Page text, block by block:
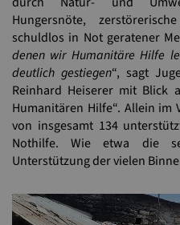
Hungersnöte,
schuldlos in Not geratener
denen wir Humanitäre Hilfe
deutlich gestiegen“, sagt
Reinhard Heiserer mit Blick
Humanitären Hilfe“. Allein
von insgesamt 134
Nothilfe. Wie etwa die
Unterstützung der vielen